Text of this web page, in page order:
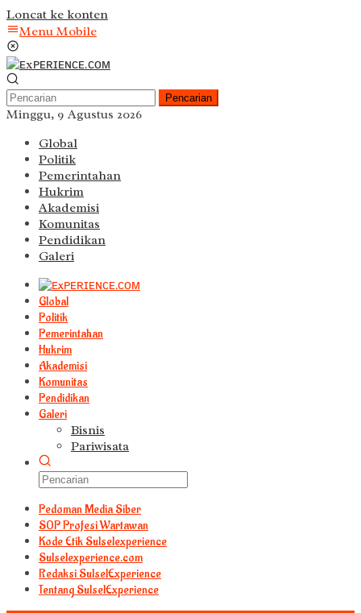
Loncat ke konten
Menu Mobile
Pencarian
Minggu, 9 Agustus 2026
Global
Politik
Pemerintahan
Hukrim
Akademisi
Komunitas
Pendidikan
Galeri
Global
Politik
Pemerintahan
Hukrim
Akademisi
Komunitas
Pendidikan
Galeri
Bisnis
Pariwisata
Pedoman Media Siber
S0P Profesi Wartawan
Kode Etik Sulselexperience
Sulselexperience.com
Redaksi SulselExperience
Tentang SulselExperience